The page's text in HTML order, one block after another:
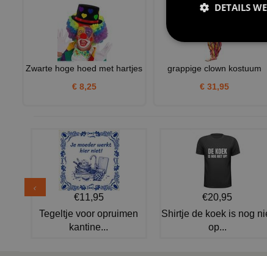
Zwarte hoge hoed met hartjes
€ 8,25
grappige clown kostuum
€ 31,95
€11,95
Tegeltje voor opruimen
kantine...
€20,95
Shirtje de koek is nog
op...
DETAILS